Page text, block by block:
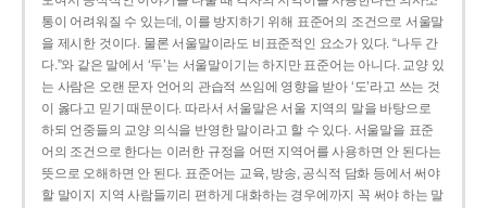
통이 어려워질 수 있는데, 이를 방지하기 위해 표준어의 조건으로 서울말
을 제시한 것이다. 물론 서울말이라도 비표준적인 요소가 있다. “나두 간
다.”와 같은 말에서 ‘두’는 서울말이기는 하지만 표준어는 아니다. 교양 있
는 사람은 오랜 문자 언어의 관습적 쓰임에 영향을 받아 ‘도’라고 쓰는 것
이 옳다고 믿기 때문이다. 따라서 서울말은 서울 지역의 말을 바탕으로
하되 언중들의 교양 의식을 반영한 말이라고 할 수 있다. 서울말을 표준
어의 조건으로 한다는 이러한 규정을 어떤 지역어를 사용하면 안 된다는
뜻으로 오해하면 안 된다. 표준어는 교육, 방송, 공식적 담화 등에서 써야
할 말이지 지역 사람들끼리 편하게 대화하는 경우에까지 꼭 써야 하는 말